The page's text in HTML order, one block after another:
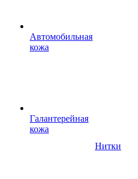
Автомобильная
кожа
Галантерейная
кожа
Нитки